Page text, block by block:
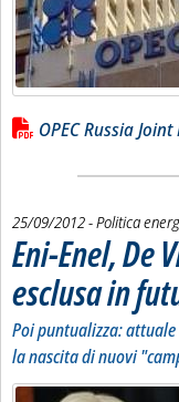
Lista allegati
OPEC Russia Joint
25/09/2012- Politica
Eni-Enel, De
esclusa in
Poi puntualizza:
la nascita di nuovi